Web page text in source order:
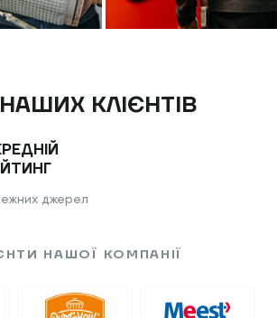
КЛІЄНТІВ
джерел
НАШОЇ КОМПАНІЇ